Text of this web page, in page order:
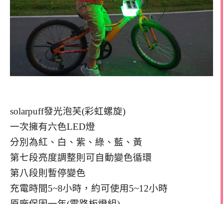
solarpuff發光泡芙(彩虹螺旋)
一次擁有六色LED燈
分別為紅、白、紫、綠、藍、黃
第七段亮度調整則可自動變色循環
第八段則暫停變色
充電時間5~8小時，約可使用5~12小時